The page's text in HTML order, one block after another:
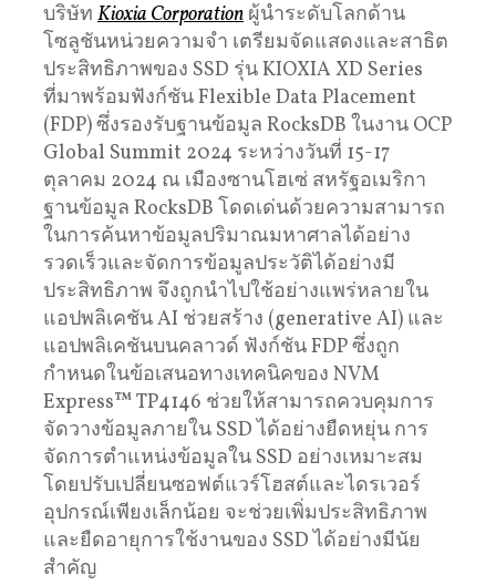
บริษัท Kioxia Corporation ผู้นำระดับโลกด้าน
โซลูชันหน่วยความจำ เตรียมจัดแสดงและสาธิต
ประสิทธิภาพของ SSD รุ่น KIOXIA XD Series
ที่มาพร้อมฟังก์ชัน Flexible Data Placement
(FDP) ซึ่งรองรับฐานข้อมูล RocksDB ในงาน OCP
Global Summit 2024 ระหว่างวันที่ 15-17
ตุลาคม 2024 ณ เมืองซานโฮเซ่ สหรัฐอเมริกา
ฐานข้อมูล RocksDB โดดเด่นด้วยความสามารถ
ในการค้นหาข้อมูลปริมาณมหาศาลได้อย่าง
รวดเร็วและจัดการข้อมูลประวัติได้อย่างมี
ประสิทธิภาพ จึงถูกนำไปใช้อย่างแพร่หลายใน
แอปพลิเคชัน AI ช่วยสร้าง (generative AI) และ
แอปพลิเคชันบนคลาวด์ ฟังก์ชัน FDP ซึ่งถูก
กำหนดในข้อเสนอทางเทคนิคของ NVM
Express™ TP4146 ช่วยให้สามารถควบคุมการ
จัดวางข้อมูลภายใน SSD ได้อย่างยืดหยุ่น การ
จัดการตำแหน่งข้อมูลใน SSD อย่างเหมาะสม
โดยปรับเปลี่ยนซอฟต์แวร์โฮสต์และไดรเวอร์
อุปกรณ์เพียงเล็กน้อย จะช่วยเพิ่มประสิทธิภาพ
และยืดอายุการใช้งานของ SSD ได้อย่างมีนัย
สำคัญ